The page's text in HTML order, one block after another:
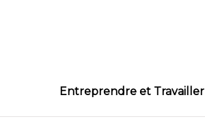
Entreprendre et Travailler